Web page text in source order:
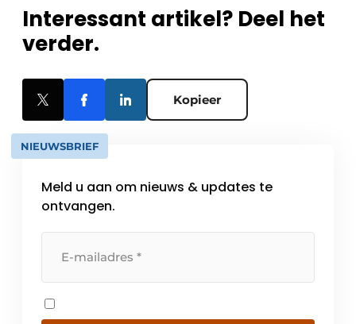
Interessant artikel? Deel het
verder.
Kopieer
NIEUWSBRIEF
Meld u aan om nieuws & updates te
ontvangen.